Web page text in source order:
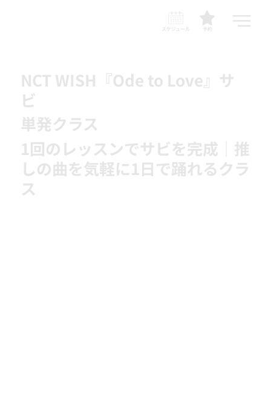
予約
スケジュール
NCT WISH『Ode to Love』サ
ビ
単発クラス
1回のレッスンでサビを完成｜推
しの曲を気軽に1日で踊れるクラ
ス